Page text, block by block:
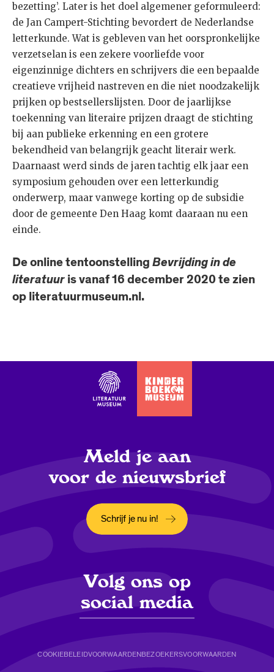
bezetting’. Later is het doel algemener geformuleerd:
de Jan Campert-Stichting bevordert de Nederlandse
letterkunde. Wat is gebleven van het oorspronkelijke
verzetselan is een zekere voorliefde voor
eigenzinnige dichters en schrijvers die een bepaalde
creatieve vrijheid nastreven en die niet noodzakelijk
prijken op bestsellerslijsten. Door de jaarlijkse
toekenning van literaire prijzen draagt de stichting
bij aan publieke erkenning en een grotere
bekendheid van belangrijk geacht literair werk.
Daarnaast werd sinds de jaren tachtig elk jaar een
symposium gehouden over een letterkundig
onderwerp, maar vanwege korting op de subsidie
door de gemeente Den Haag komt daaraan nu een
einde.
De online tentoonstellingBevrijding in de
literatuuris vanaf 16 december 2020 te zien
op literatuurmuseum.nl.
Meld je aan
voor de nieuwsbrief
Opent in een nieuw tabblad
Schrijf je nu in!
Volg ons op
social media
COOKIEBELEIDVOORWAARDENBEZOEKERSVOORWAARDEN